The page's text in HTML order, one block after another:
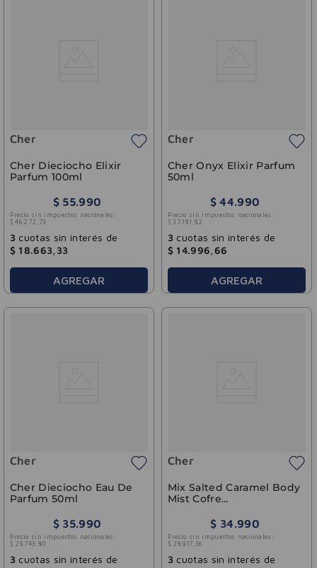
Cher
Cher Dieciocho Elixir
Parfum 100ml
$ 55.990
Precio sin impuestos nacionales:
$ 46.272 , 73
3 cuotas sin interés de
$ 18.663 33
AGREGAR
Cher
Cher Onyx Elixir Parfum
50ml
$ 44.990
Precio sin impuestos nacionales:
$ 37.181 , 82
3 cuotas sin interés de
$ 14.996 66
AGREGAR
Cher
Cher Dieciocho Eau De
Parfum 50ml
$ 35.990
Precio sin impuestos nacionales:
$ 29 743 80
3 cuotas sin interés de
Cher
Mix Salted Caramel Body
Mist Cofre
Cher 135ml
$ 34.990
Precio sin impuestos nacionales:
$ 28 .917 36
3 cuotas sin interés de